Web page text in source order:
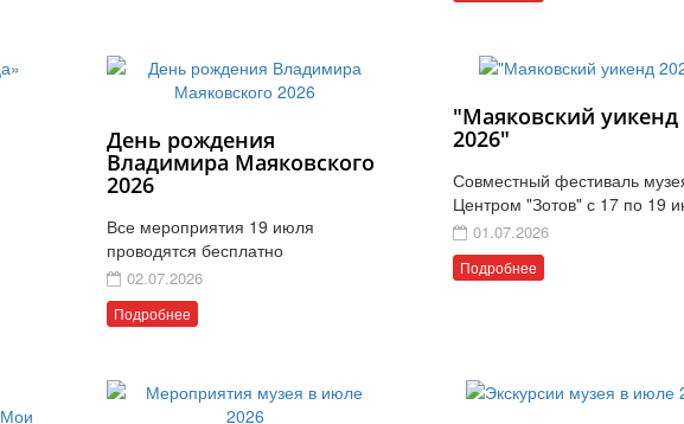
День рождения
Владимира Маяковского
2026
Все мероприятия 19 июля
проводятся бесплатно
02.07.2026
Подробнее
"Маяковский уикенд
2026"
Совместный фестиваль
Центром "Зотов" с 17 по 19
01.07.2026
Подробнее